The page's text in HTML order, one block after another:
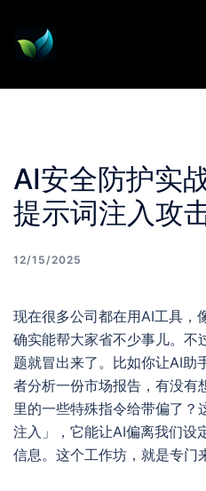
content
AI安全防护实
提示词注入攻
12/15/2025
现在很多公司都在用AI工具，
确实能帮大家省不少事儿。不
题就冒出来了。比如你让AI助
者分析一份市场报告，有没有
里的一些特殊指令给带偏了？
注入」，它能让AI偏离我们设
信息。这个工作坊，就是专门